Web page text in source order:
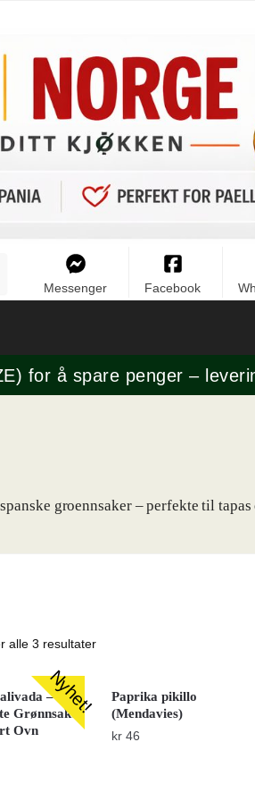
Messenger Facebook
for å spare penger –
groennsaker – perfekte til tapas
alle 3 resultater
Nyhet!
–
Grønnsaker
Ovn
Paprika pikillo
(Mendavies)
kr 46